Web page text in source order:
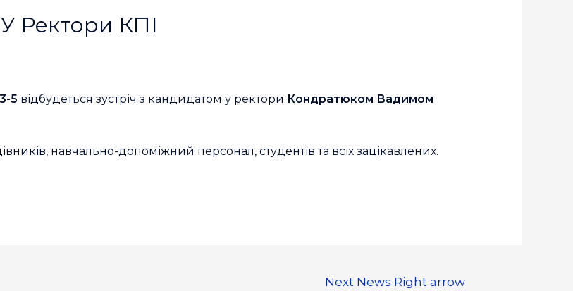
Ректори КПІ
5 відбудеться зустріч з кандидатом у ректори Кондратюком Вадимом
навчально-допоміжний персонал, студентів та всіх зацікавлених.
Next News Right arrow